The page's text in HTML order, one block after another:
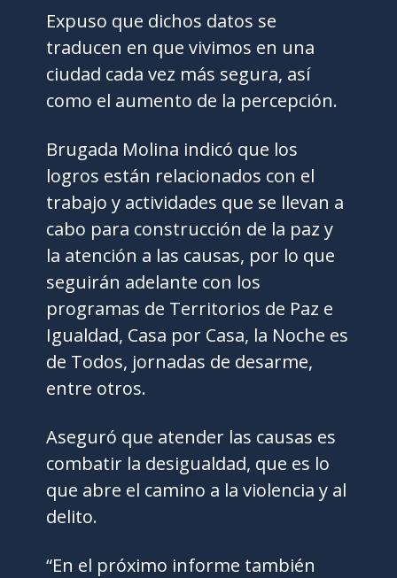
Expuso que dichos datos se
traducen en que vivimos en una
ciudad cada vez más segura, así
como el aumento de la percepción.
Brugada Molina indicó que los
logros están relacionados con el
trabajo y actividades que se llevan a
cabo para construcción de la paz y
la atención a las causas, por lo que
seguirán adelante con los
programas de Territorios de Paz e
Igualdad, Casa por Casa, la Noche es
de Todos, jornadas de desarme,
entre otros.
Aseguró que atender las causas es
combatir la desigualdad, que es lo
que abre el camino a la violencia y al
delito.
“En el próximo informe también